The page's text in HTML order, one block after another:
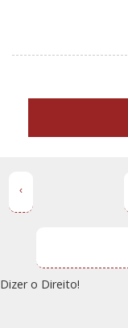
‹
Dizer o Direito!